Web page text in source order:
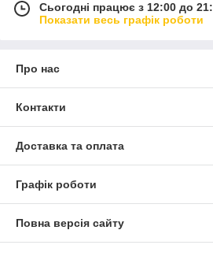
Сьогодні працює з 12:00 до
Показати весь графік роботи
Про нас
Контакти
Доставка та оплата
Графік роботи
Повна версія сайту